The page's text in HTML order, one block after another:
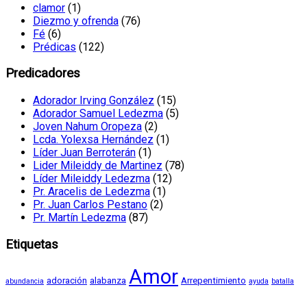
clamor (1)
Diezmo y ofrenda (76)
Fé (6)
Prédicas (122)
Predicadores
Adorador Irving González (15)
Adorador Samuel Ledezma (5)
Joven Nahum Oropeza (2)
Lcda. Yolexsa Hernández (1)
Líder Juan Berroterán (1)
Lider Mileiddy de Martinez (78)
Líder Mileiddy Ledezma (12)
Pr. Aracelis de Ledezma (1)
Pr. Juan Carlos Pestano (2)
Pr. Martín Ledezma (87)
Etiquetas
abundancia adoración alabanza Amor Arrepentimiento ayuda batalla